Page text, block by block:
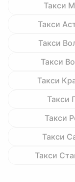
Такси
Такси
Такси
Такси
Такси
Такси
Такси
Такси
Такси